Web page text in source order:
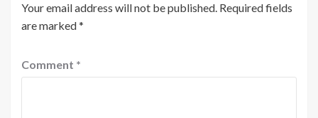
Your email address will not be published. Required fields
are marked*
Comment *